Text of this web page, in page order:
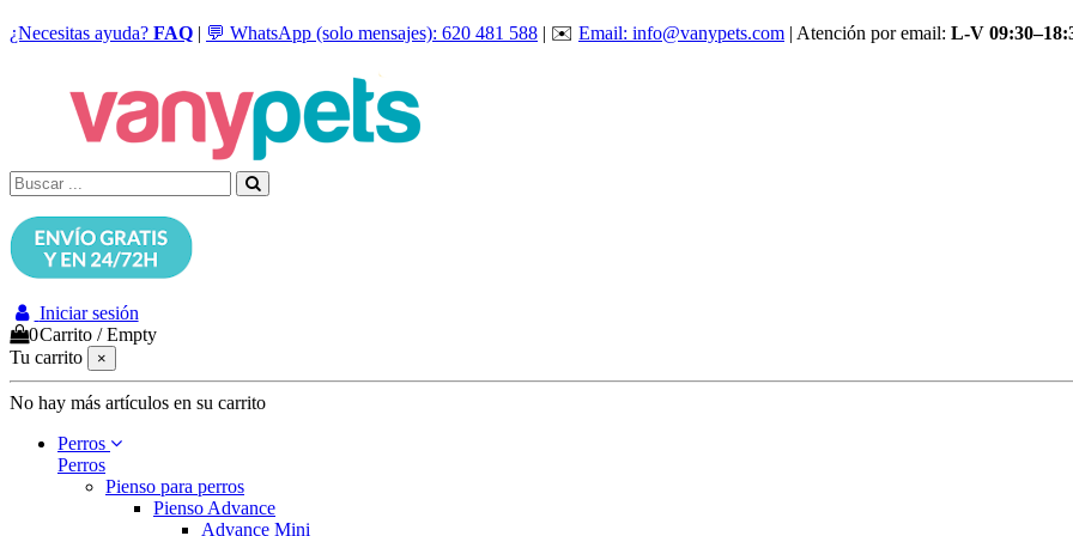
¿Necesitas ayuda? FAQ | 💬 WhatsApp (solo mensajes): 620 481 588 | ✉️ Email: info@vanypets.com | Atención por email: L-V
Iniciar sesión
0Carrito /Empty
Tu carrito
×
No hay más artículos en su carrito
Perros
Perros
Pienso para perros
Pienso Advance
Advance Mini